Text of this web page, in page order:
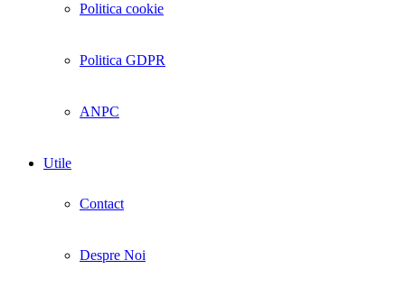
Politica cookie
Politica GDPR
ANPC
Utile
Contact
Despre Noi